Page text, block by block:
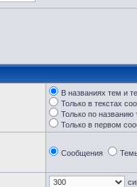
В названиях тем и
Только в текстах
Только по названию
Только в первом
Сообщения